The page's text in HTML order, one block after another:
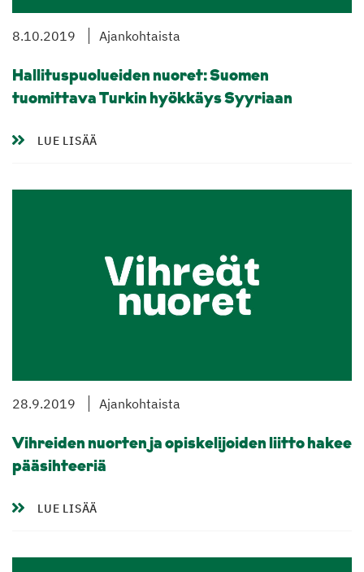
8.10.2019 Ajankohtaista
Hallituspuolueiden nuoret: Suomen
tuomittava Turkin hyökkäys Syyriaan
LUE LISÄÄ
28.9.2019 Ajankohtaista
Vihreiden nuorten ja opiskelijoiden liitto hakee
pääsihteeriä
LUE LISÄÄ